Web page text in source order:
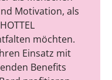
Motivation, als
möchten.
Einsatz mit
Benefits